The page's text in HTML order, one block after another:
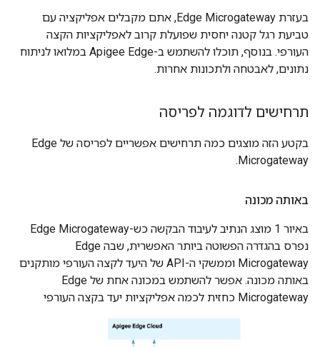
בעזרת Edge Microgateway, אתם מקבלים אפליקציה עם
טביעת רגל קטנה יחסית שפועלת קרוב לאפליקציות הקצה
העורפי. בנוסף, תוכלו להשתמש ב-Apigee Edge במלואו לניתוח
נתונים, לאבטחה ולתכונות אחרות.
תרחישים לדוגמה לפריסה
בקטע הזה מוצגים כמה תרחישים אפשריים לפריסה של Edge
Microgateway.
באותה מכונה
באיור 1 מוצג הנתיב לעיבוד הבקשה כש-Edge Microgateway
נפרס בהגדרה הפשוטה ביותר האפשרית, שבה Edge
Microgateway וממשקי ה-API של היעד לקצה העורפי מותקנים
באותה מכונה. אפשר להשתמש במכונה אחת של Edge
Microgateway כחזית לכמה אפליקציות יעד בקצה העורפי